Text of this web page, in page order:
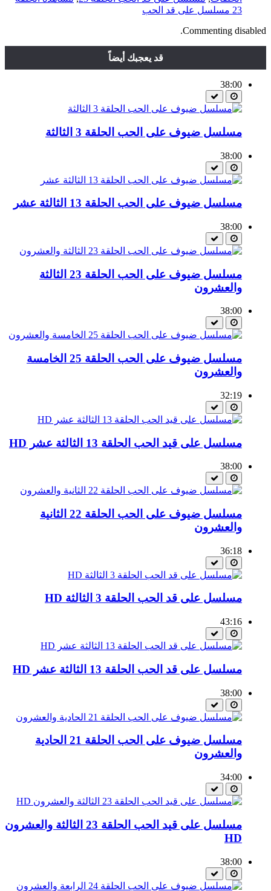
23 مسلسل على قد الحب
Commenting disabled.
قد يعجبك أيضاً
38:00
مسلسل ضيوف على الحب الحلقة 3 الثالثة
38:00
مسلسل ضيوف على الحب الحلقة 13 الثالثة عشر
38:00
مسلسل ضيوف على الحب الحلقة 23 الثالثة
والعشرون
38:00
مسلسل ضيوف على الحب الحلقة 25 الخامسة
والعشرون
32:19
مسلسل على قيد الحب الحلقة 13 الثالثة عشر HD
38:00
مسلسل ضيوف على الحب الحلقة 22 الثانية
والعشرون
36:18
مسلسل على قد الحب الحلقة 3 الثالثة HD
43:16
مسلسل على قد الحب الحلقة 13 الثالثة عشر HD
38:00
مسلسل ضيوف على الحب الحلقة 21 الحادية
والعشرون
34:00
مسلسل على قيد الحب الحلقة 23 الثالثة والعشرون
HD
38:00